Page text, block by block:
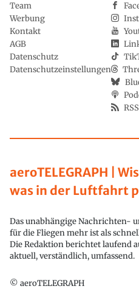
aeroTELEGRAPH |
was in der Luftfahrt
Das unabhängige Nachrichten-
für die Fliegen mehr ist als
Die Redaktion berichtet laufend
aktuell, verständlich, umfassend.
© aeroTELEGRAPH
Team
Werbung
Kontakt
AGB
Datenschutz
Datenschutzeinstellungen
RSS